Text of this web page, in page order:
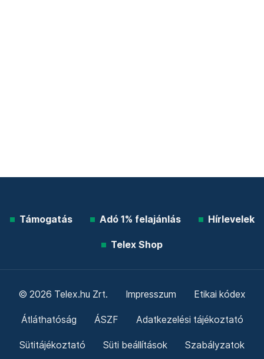
Támogatás Adó 1% felajánlás Hírlevelek
Telex Shop
© 2026 Telex.hu Zrt. Impresszum Etikai kódex
Átláthatóság ÁSZF Adatkezelési tájékoztató
Sütitájékoztató Süti beállítások Szabályzatok